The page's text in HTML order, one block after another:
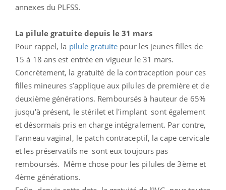
annexes du PLFSS.
La pilule gratuite depuis le 31 mars
Pour rappel, la pilule gratuite pour les jeunes filles de
15 à 18 ans est entrée en vigueur le 31 mars.
Concrètement, la gratuité de la contraception pour ces
filles mineures s’applique aux pilules de première et de
deuxième générations. Remboursés à hauteur de 65%
jusqu'à présent, le stérilet et l'implant sont également
et désormais pris en charge intégralement. Par contre,
l'anneau vaginal, le patch contraceptif, la cape cervicale
et les préservatifs ne sont eux toujours pas
remboursés. Même chose pour les pilules de 3ème et
4ème générations.